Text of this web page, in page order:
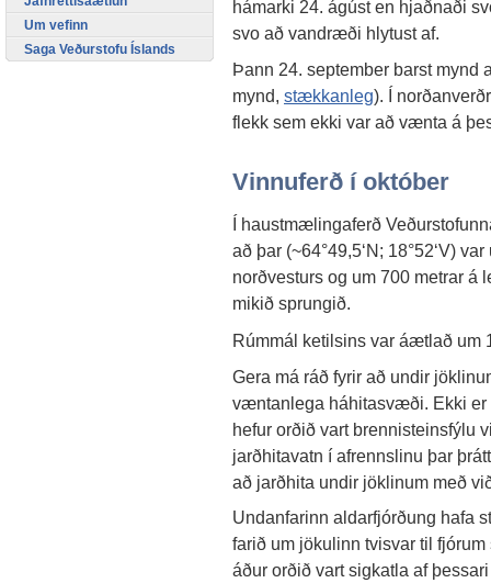
hámarki 24. ágúst en hjaðnaði
svo að vandræði hlytust af.
Þann 24. september barst mynd
mynd, stækkanleg). Í
flekk sem ekki var að vænta á
Vinnuferð í október
Í haustmælingaferð
að þar (~64°49,5‘N; 18°52‘V)
norðvesturs og um 700 metrar á
mikið sprungið.
Rúmmál ketilsins var áætlað um
Gera má ráð fyrir að undir
væntanlega háhitasvæði. Ekki er
hefur orðið vart brennisteinsfýlu
jarðhitavatn í afrennslinu þar
að jarðhita undir jöklinum með
Undanfarinn aldarfjórðung hafa
farið um jökulinn tvisvar til
áður orðið vart sigkatla af
Um vefinn
Saga Veðurstofu Íslands